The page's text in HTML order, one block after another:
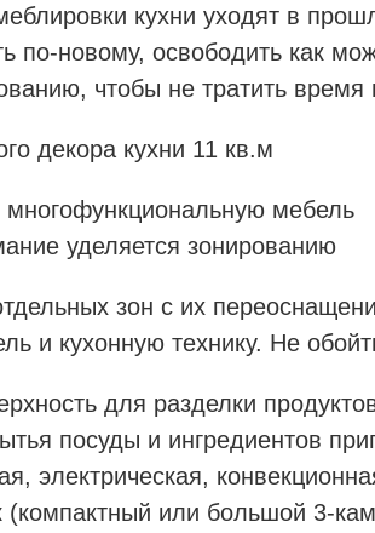
кухни уходят в
по-новому, освободить как
чтобы не тратить
многофункциональную мебель
уделяется зонированию
зон с их
и кухонную технику. Не
для разделки
посуды и ингредиентов
электрическая,
(компактный или большой 3-